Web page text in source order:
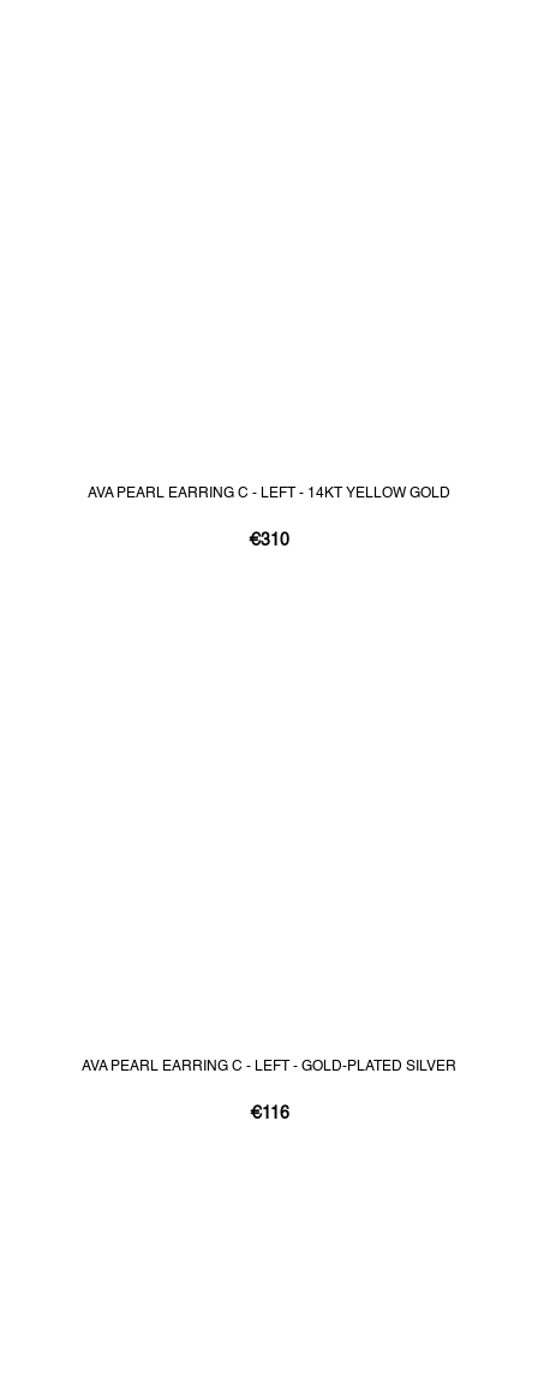
AVA PEARL EARRING C - LEFT - 14KT YELLOW GOLD
€310
AVA PEARL EARRING C - LEFT - GOLD-PLATED SILVER
€116